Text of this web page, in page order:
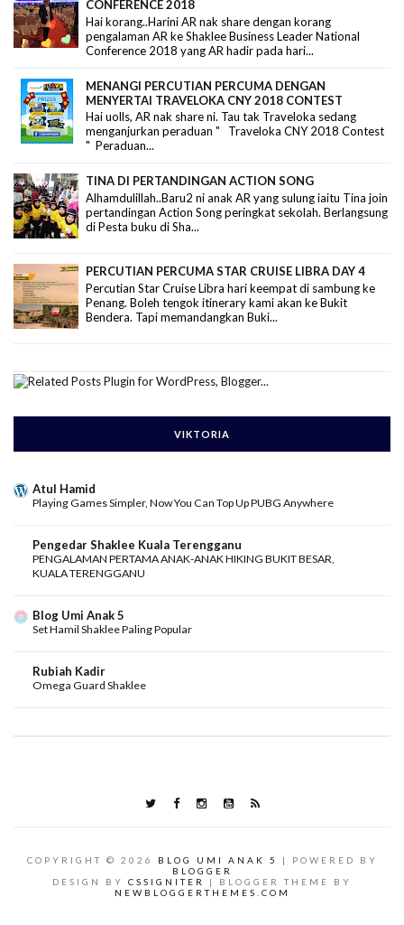
CONFERENCE 2018
Hai korang..Harini AR nak share dengan korang
pengalaman AR ke Shaklee Business Leader National
Conference 2018 yang AR hadir pada hari...
MENANGI PERCUTIAN PERCUMA DENGAN
MENYERTAI TRAVELOKA CNY 2018 CONTEST
Hai uolls, AR nak share ni. Tau tak Traveloka sedang
menganjurkan peraduan " Traveloka CNY 2018 Contest
" Peraduan...
TINA DI PERTANDINGAN ACTION SONG
Alhamdulillah..Baru2 ni anak AR yang sulung iaitu Tina join
pertandingan Action Song peringkat sekolah. Berlangsung
di Pesta buku di Sha...
PERCUTIAN PERCUMA STAR CRUISE LIBRA DAY 4
Percutian Star Cruise Libra hari keempat di sambung ke
Penang. Boleh tengok itinerary kami akan ke Bukit
Bendera. Tapi memandangkan Buki...
VIKTORIA
Atul Hamid
Playing Games Simpler, Now You Can Top Up PUBG Anywhere
Pengedar Shaklee Kuala Terengganu
PENGALAMAN PERTAMA ANAK-ANAK HIKING BUKIT BESAR,
KUALA TERENGGANU
Blog Umi Anak 5
Set Hamil Shaklee Paling Popular
Rubiah Kadir
Omega Guard Shaklee
COPYRIGHT © 2026 BLOG UMI ANAK 5
| POWERED BY
BLOGGER
DESIGN BY CSSIGNITER
| BLOGGER THEME BY
NEWBLOGGERTHEMES.COM